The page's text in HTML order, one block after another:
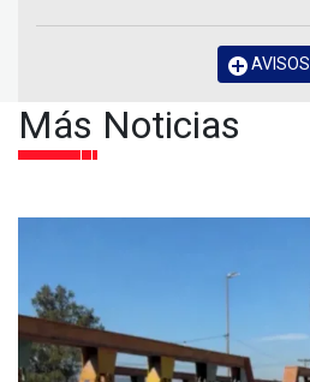
AVISOS
Más Noticias